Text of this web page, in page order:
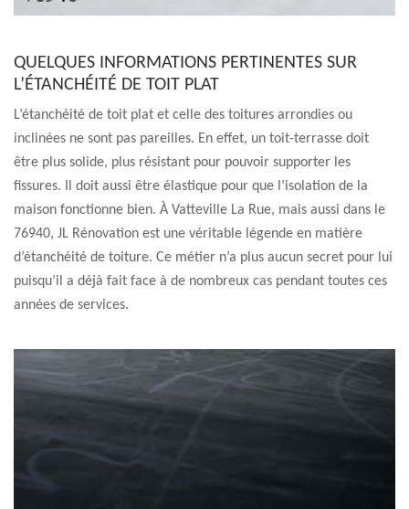
QUELQUES INFORMATIONS PERTINENTES SUR
L’ÉTANCHÉITÉ DE TOIT PLAT
L’étanchéité de toit plat et celle des toitures arrondies ou
inclinées ne sont pas pareilles. En effet, un toit-terrasse doit
être plus solide, plus résistant pour pouvoir supporter les
fissures. Il doit aussi être élastique pour que l’isolation de la
maison fonctionne bien. À Vatteville La Rue, mais aussi dans le
76940, JL Rénovation est une véritable légende en matière
d’étanchéité de toiture. Ce métier n’a plus aucun secret pour lui
puisqu’il a déjà fait face à de nombreux cas pendant toutes ces
années de services.